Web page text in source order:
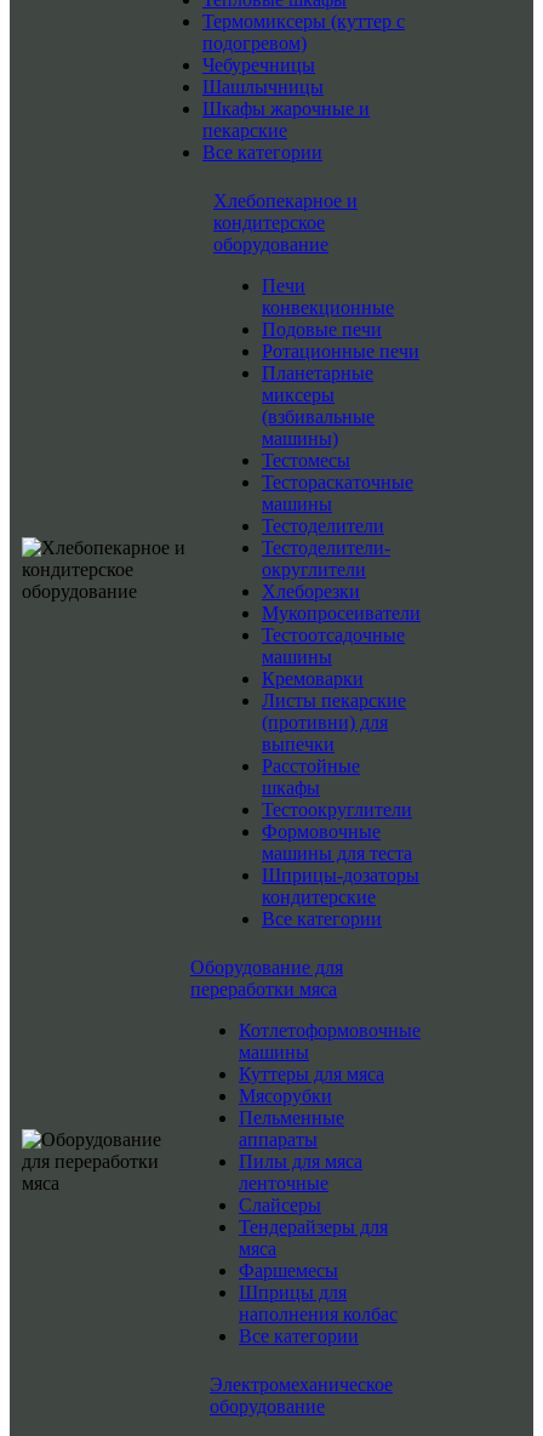
Термомиксеры (куттер с
подогревом)
Чебуречницы
Шашлычницы
Шкафы жарочные и
пекарские
Все категории
Хлебопекарное и
кондитерское
оборудование
Печи
конвекционные
Подовые печи
Ротационные печи
Планетарные
миксеры
(взбивальные
машины)
Тестомесы
Тестораскаточные
машины
Тестоделители
Тестоделители-
округлители
Хлеборезки
Мукопросеиватели
Тестоотсадочные
машины
Кремоварки
Листы пекарские
(противни) для
выпечки
Расстойные
шкафы
Тестоокруглители
Формовочные
машины для теста
Шприцы-дозаторы
кондитерские
Все категории
Оборудование для
переработки мяса
Котлетоформовочные
машины
Куттеры для мяса
Мясорубки
Пельменные
аппараты
Пилы для мяса
ленточные
Слайсеры
Тендерайзеры для
мяса
Фаршемесы
Шприцы для
наполнения колбас
Все категории
Электромеханическое
оборудование